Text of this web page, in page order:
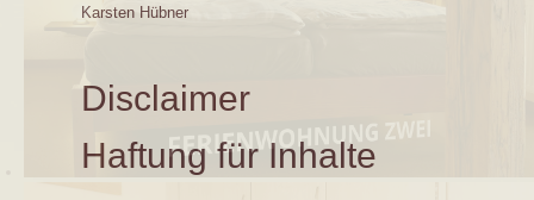
Karsten Hübner
Disclaimer
Haftung für Inhalte